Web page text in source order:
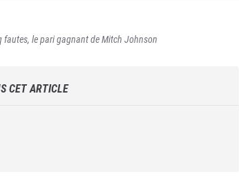
fautes, le pari gagnant de Mitch Johnson
CET ARTICLE